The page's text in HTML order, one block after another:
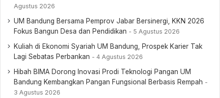
Agustus 2026
UM Bandung Bersama Pemprov Jabar Bersinergi, KKN 2026
Fokus Bangun Desa dan Pendidikan
5 Agustus 2026
Kuliah di Ekonomi Syariah UM Bandung, Prospek Karier Tak
Lagi Sebatas Perbankan
4 Agustus 2026
Hibah BIMA Dorong Inovasi Prodi Teknologi Pangan UM
Bandung Kembangkan Pangan Fungsional Berbasis Rempah
3 Agustus 2026